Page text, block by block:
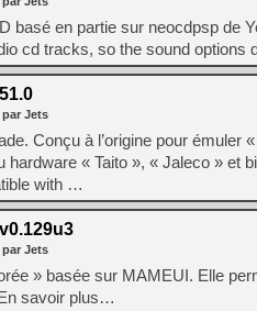
basé en partie sur neocdpsp de
cd tracks, so the sound options
par Jets
Conçu à l’origine pour émuler
hardware « Taito », « Jaleco » et
with …
par Jets
» basée sur MAMEUI. Elle
savoir plus…